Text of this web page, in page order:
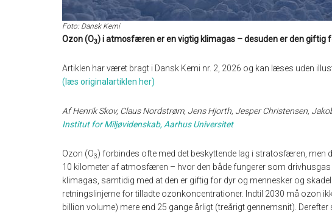
Foto: Dansk Kemi
Ozon (O3) i atmosfæren er en vigtig klimagas – desuden er den giftig
Artiklen har været bragt i Dansk Kemi nr. 2, 2026 og kan læses uden
(læs originalartiklen her)
Af Henrik Skov, Claus Nordstrøm, Jens Hjorth, Jesper Christensen,
Institut for Miljøvidenskab, Aarhus Universitet
Ozon (O3) forbindes ofte med det beskyttende lag i stratosfæren, men
10 kilometer af atmosfæren – hvor den både fungerer som
klimagas, samtidig med at den er giftig for dyr og mennesker og
retningslinjerne for tilladte ozonkoncentrationer. Indtil 2030 må ozon
billion volume) mere end 25 gange årligt (treårigt gennemsnit).